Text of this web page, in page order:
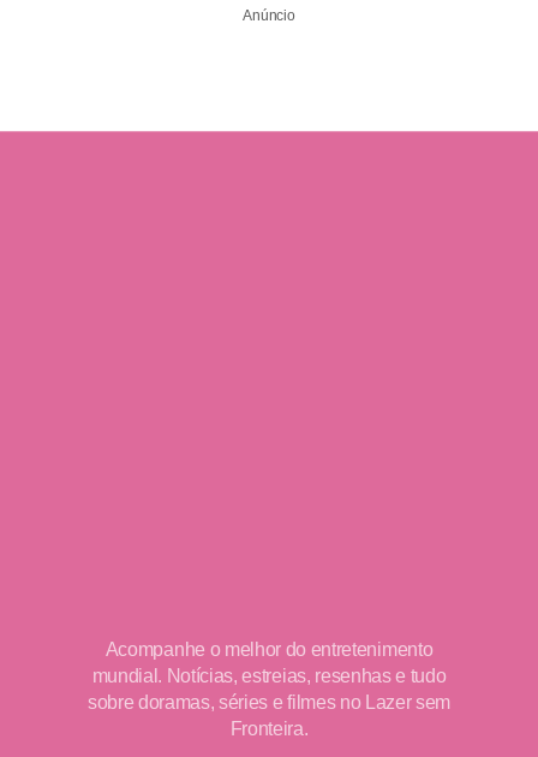
Anúncio
Acompanhe o melhor do entretenimento
mundial. Notícias, estreias, resenhas e tudo
sobre doramas, séries e filmes no Lazer sem
Fronteira.